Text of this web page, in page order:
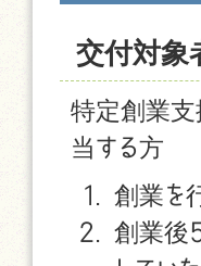
交付対象
特定創業支
当する方
創業を
創業後